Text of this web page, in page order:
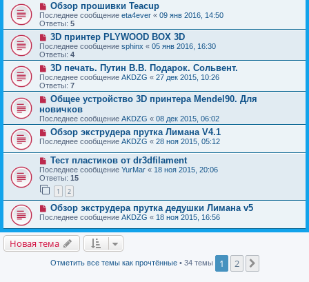
Обзор прошивки Teacup
Последнее сообщение eta4ever « 09 янв 2016, 14:50
Ответы: 5
3D принтер PLYWOOD BOX 3D
Последнее сообщение sphinx « 05 янв 2016, 16:30
Ответы: 4
3D печать. Путин В.В. Подарок. Сольвент.
Последнее сообщение AKDZG « 27 дек 2015, 10:26
Ответы: 7
Общее устройство 3D принтера Mendel90. Для
новичков
Последнее сообщение AKDZG « 08 дек 2015, 06:02
Обзор экструдера прутка Лимана V4.1
Последнее сообщение AKDZG « 28 ноя 2015, 05:12
Тест пластиков от dr3dfilament
Последнее сообщение YurMar « 18 ноя 2015, 20:06
Ответы: 15
1 2
Обзор экструдера прутка дедушки Лимана v5
Последнее сообщение AKDZG « 18 ноя 2015, 16:56
Новая тема
Отметить все темы как прочтённые• 34 темы 1 2